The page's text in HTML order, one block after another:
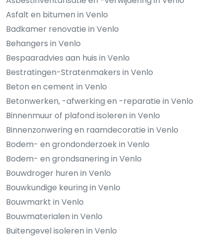
Asfalt en bitumen in Venlo
Badkamer renovatie in Venlo
Behangers in Venlo
Bespaaradvies aan huis in Venlo
Bestratingen-Stratenmakers in Venlo
Beton en cement in Venlo
Betonwerken, -afwerking en -reparatie in Venlo
Binnenmuur of plafond isoleren in Venlo
Binnenzonwering en raamdecoratie in Venlo
Bodem- en grondonderzoek in Venlo
Bodem- en grondsanering in Venlo
Bouwdroger huren in Venlo
Bouwkundige keuring in Venlo
Bouwmarkt in Venlo
Bouwmaterialen in Venlo
Buitengevel isoleren in Venlo